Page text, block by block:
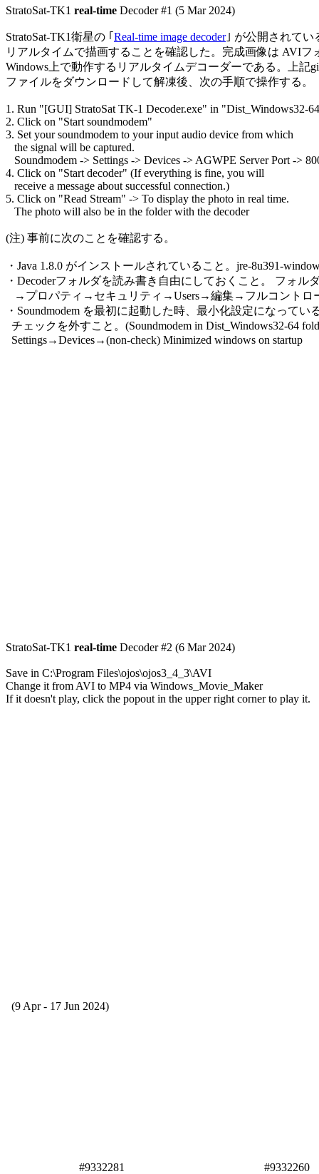
StratoSat-TK1 real-time Decoder #1 (5 Mar 2024)
StratoSat-TK1衛星の ｢ Real-time image decoder｣ が公開されてい
リアルタイムで描画することを確認した。完成画像は AVIフ
Windows上で動作するリアルタイムデコーダーである。上記
ファイルをダウンロードして解凍後、次の手順で操作する。
1. Run "[GUI] StratoSat TK-1 Decoder.exe" in "Dist_Windows32-
2. Click on "Start soundmodem"
3. Set your soundmodem to your input audio device from which
   the signal will be captured.
Soundmodem -> Settings -> Devices -> AGWPE Server Port ->
4. Click on "Start decoder" (If everything is fine, you will
   receive a message about successful connection.)
5. Click on "Read Stream" -> To display the photo in real time.
   The photo will also be in the folder with the decoder
(注) 事前に次のことを確認する。
・Java 1.8.0 がインストールされていること。jre-8u391-
・Decoderフォルダを読み書き自由にしておくこと。 フォル
→プロパティ→セキュリティ→Users→編集→フルコントロ
・Soundmodem を最初に起動した時、最小化設定になってい
チェックを外すこと。(Soundmodem in Dist_Windows32-64
  Settings→Devices→(non-check) Minimized windows on startup
StratoSat-TK1 real-time Decoder #2 (6 Mar 2024)
Save in C:\Program Files\ojos\ojos3_4_3\AVI
Change it from AVI to MP4 via Windows_Movie_Maker
If it doesn't play, click the popout in the upper right corner to play it.
#9332281 #9332260